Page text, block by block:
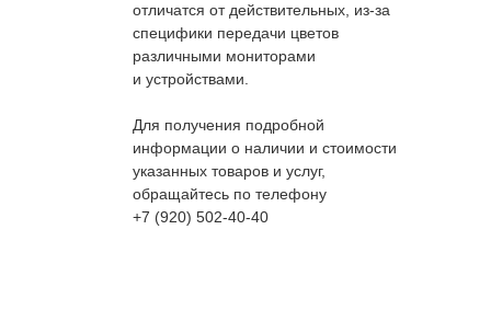
отличатся от действительных, из-за
специфики передачи цветов
различными мониторами
и устройствами.
Для получения подробной
информации о наличии и стоимости
указанных товаров и услуг,
обращайтесь по телефону
+7 (920) 502-40-40